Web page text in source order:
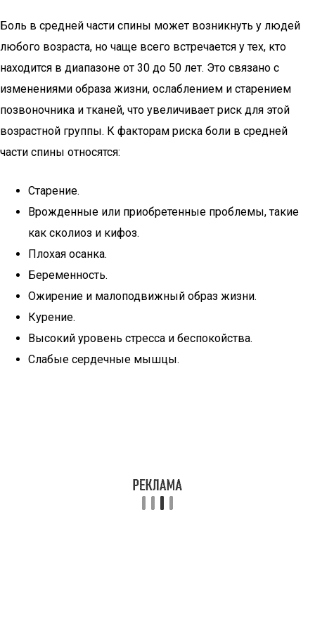
Боль в средней части спины может возникнуть у людей
любого возраста, но чаще всего встречается у тех, кто
находится в диапазоне от 30 до 50 лет. Это связано с
изменениями образа жизни, ослаблением и старением
позвоночника и тканей, что увеличивает риск для этой
возрастной группы. К факторам риска боли в средней
части спины относятся:
Старение.
Врожденные или приобретенные проблемы, такие
как сколиоз и кифоз.
Плохая осанка.
Беременность.
Ожирение и малоподвижный образ жизни.
Курение.
Высокий уровень стресса и беспокойства.
Слабые сердечные мышцы.